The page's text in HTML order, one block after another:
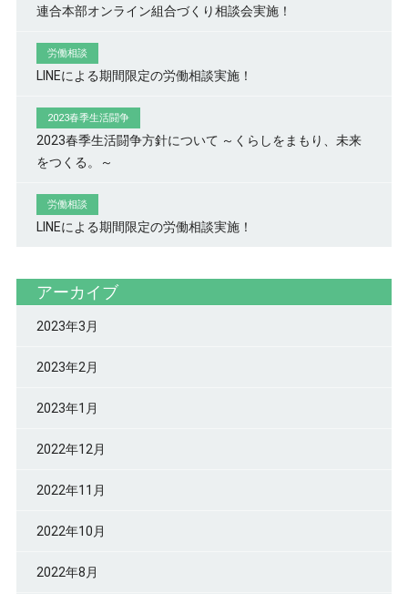
連合本部オンライン組合づくり相談会実施！
労働相談
LINEによる期間限定の労働相談実施！
2023春季生活闘争
2023春季生活闘争方針について ～くらしをまもり、未来
をつくる。～
労働相談
LINEによる期間限定の労働相談実施！
アーカイブ
2023年3月
2023年2月
2023年1月
2022年12月
2022年11月
2022年10月
2022年8月